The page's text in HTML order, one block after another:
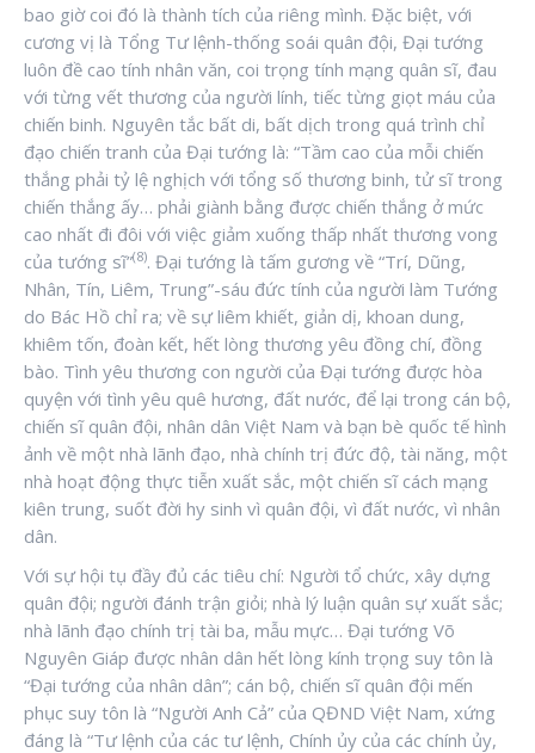
bao giờ coi đó là thành tích của riêng mình. Đặc biệt, với
cương vị là Tổng Tư lệnh-thống soái quân đội, Đại tướng
luôn đề cao tính nhân văn, coi trọng tính mạng quân sĩ, đau
với từng vết thương của người lính, tiếc từng giọt máu của
chiến binh. Nguyên tắc bất di, bất dịch trong quá trình chỉ
đạo chiến tranh của Đại tướng là: “Tầm cao của mỗi chiến
thắng phải tỷ lệ nghịch với tổng số thương binh, tử sĩ trong
chiến thắng ấy… phải giành bằng được chiến thắng ở mức
cao nhất đi đôi với việc giảm xuống thấp nhất thương vong
của tướng sĩ”(8). Đại tướng là tấm gương về “Trí, Dũng,
Nhân, Tín, Liêm, Trung”-sáu đức tính của người làm Tướng
do Bác Hồ chỉ ra; về sự liêm khiết, giản dị, khoan dung,
khiêm tốn, đoàn kết, hết lòng thương yêu đồng chí, đồng
bào. Tình yêu thương con người của Đại tướng được hòa
quyện với tình yêu quê hương, đất nước, để lại trong cán bộ,
chiến sĩ quân đội, nhân dân Việt Nam và bạn bè quốc tế hình
ảnh về một nhà lãnh đạo, nhà chính trị đức độ, tài năng, một
nhà hoạt động thực tiễn xuất sắc, một chiến sĩ cách mạng
kiên trung, suốt đời hy sinh vì quân đội, vì đất nước, vì nhân
dân.
Với sự hội tụ đầy đủ các tiêu chí: Người tổ chức, xây dựng
quân đội; người đánh trận giỏi; nhà lý luận quân sự xuất sắc;
nhà lãnh đạo chính trị tài ba, mẫu mực… Đại tướng Võ
Nguyên Giáp được nhân dân hết lòng kính trọng suy tôn là
“Đại tướng của nhân dân”; cán bộ, chiến sĩ quân đội mến
phục suy tôn là “Người Anh Cả” của QĐND Việt Nam, xứng
đáng là “Tư lệnh của các tư lệnh, Chính ủy của các chính ủy,